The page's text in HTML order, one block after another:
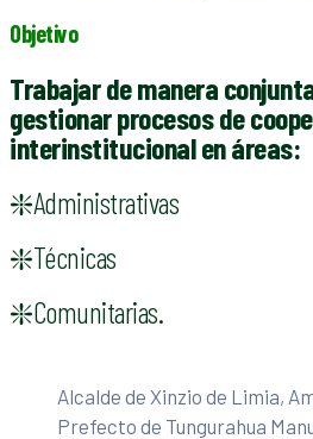
Objetivo
Trabajar de manera
gestionar procesos de
interinstitucional en áreas:
❇️Administrativas
❇️Técnicas
❇️Comunitarias.
Alcalde de Xinzio de Limia,
Prefecto de Tungurahua